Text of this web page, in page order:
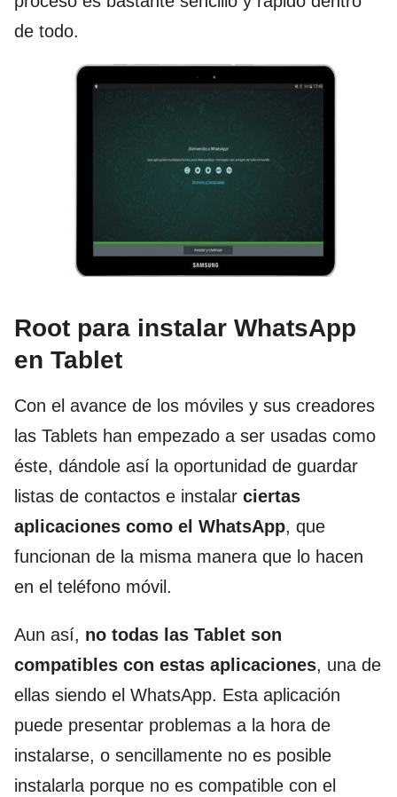
de todo.
Root para instalar WhatsApp
en Tablet
Con el avance de los móviles y sus creadores
las Tablets han empezado a ser usadas como
éste, dándole así la oportunidad de guardar
listas de contactos e instalar ciertas
aplicaciones como el WhatsApp, que
funcionan de la misma manera que lo hacen
en el teléfono móvil.
Aun así, no todas las Tablet son
compatibles con estas aplicaciones, una de
ellas siendo el WhatsApp. Esta aplicación
puede presentar problemas a la hora de
instalarse, o sencillamente no es posible
instalarla porque no es compatible con el